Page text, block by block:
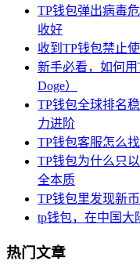
TP钱包弹出病毒
收好
收到TP钱包禁止
新手必看，如何
Doge）
TP钱包全球排名
力进阶
TP钱包客服怎么
TP钱包为什么只
全本质
TP钱包里发现新
tp钱包，在中国大
热门文章